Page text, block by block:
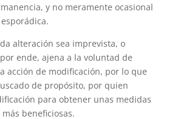
y no meramente ocasional
alteración sea imprevista, o
ende, ajena a la voluntad de
acción de modificación, por lo que
de propósito, por quien
para obtener unas medidas
beneficiosas.